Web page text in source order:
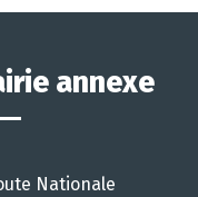
annexe
Nationale